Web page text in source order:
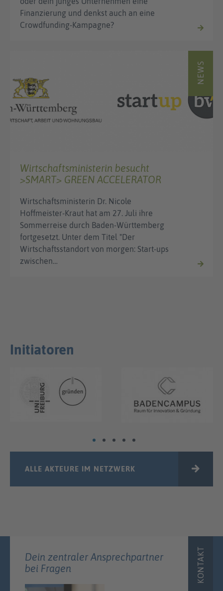
Finanzierung und denkst auch an eine
Crowdfunding-Kampagne?
NEWS
Wirtschaftsministerin besucht
>SMART> GREEN ACCELERATOR
Wirtschaftsministerin Dr. Nicole
Hoffmeister-Kraut hat am 27. Juli ihre
Sommerreise durch Baden-Württemberg
fortgesetzt. Unter dem Titel "Der
Wirtschaftsstandort von morgen: Start-ups
zwischen…
Initiatoren
ALLE AKTEURE IM NETZWERK
KONTAKT
Dein zentraler Ansprechpartner
bei Fragen